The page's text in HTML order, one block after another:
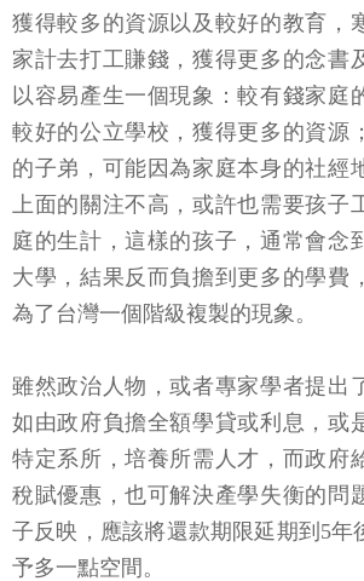
獲得較多的資源以及較好的教育，
家計去打工賺錢，獲得更多的念書
以容易產生一個現象：較有錢家庭
較好的公立學校，獲得更多的資源
的子弟，可能因為家庭本身的社經
上面的關注不高，或許也需要孩子
庭的生計，這樣的孩子，通常會念
大學，結果反而負擔到更多的學費
為了台灣一個階級複製的現象。
雖然政治人物，或者專家學者提出
如由政府負擔全額學貸或利息，或
特定系所，培養所需人才，而政府
稅賦優惠，也可解決產學失衡的問
子反映，應該將還款期限延期到5年
予多一點空間。